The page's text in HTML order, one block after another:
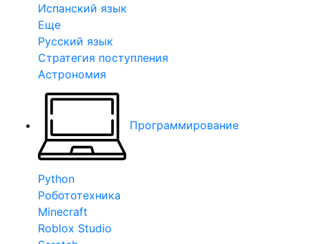
Испанский язык
Еще
Русский язык
Стратегия поступления
Астрономия
Программирование
Python
Робототехника
Minecraft
Roblox Studio